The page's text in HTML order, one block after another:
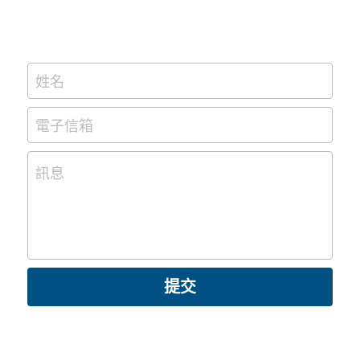
姓名
電子信箱
訊息
提交